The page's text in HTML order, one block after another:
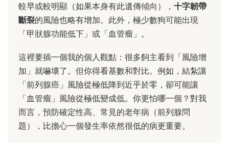
較早或較明顯（如果本身有此遺傳傾向）， 十字韌帶
斷裂的風險也略有增加。此外，極少數狗可能出現
「甲狀腺功能低下」或「血管瘤」。
這裡要插一個我的個人觀點：很多飼主看到「風險增
加」就嚇壞了。但你得看基數和對比。例如，結紮讓
「前列腺癌」風險從極低降到近乎於零，卻可能讓
「血管瘤」風險從極低變成低。你更怕哪一個？對我
而言，預防確定性高、常見的老年病（前列腺問
題），比擔心一個發生率依然很低的病更重要。